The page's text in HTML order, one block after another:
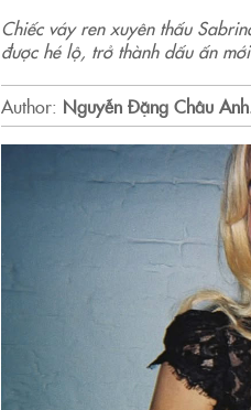
Chiếc váy ren xuyên thấu
được hé lộ, trở thành dấu ấn
Author: Nguyễn Đặng Châu Anh.